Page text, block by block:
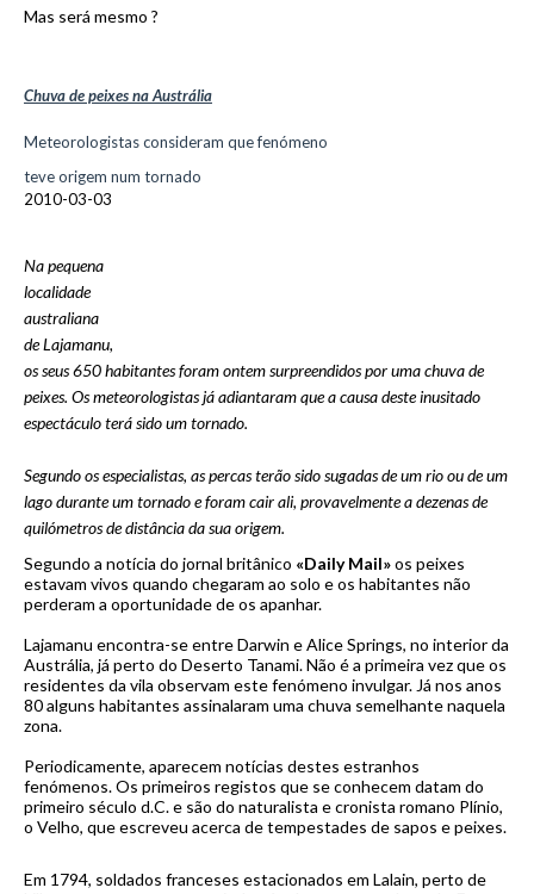
Mas será mesmo ?
Chuva de peixes na Austrália
Meteorologistas consideram que fenómeno
teve origem num tornado
2010-03-03
Na pequena
localidade
australiana
de Lajamanu,
os seus 650 habitantes foram ontem surpreendidos por uma chuva de
peixes. Os meteorologistas já adiantaram que a causa deste inusitado
espectáculo terá sido um tornado.
Segundo os especialistas, as percas terão sido sugadas de um rio ou de um
lago durante um tornado e foram cair ali, provavelmente a dezenas de
quilómetros de distância da sua origem.
Segundo a notícia do jornal britânico «Daily Mail»os peixes
estavam vivos quando chegaram ao solo e os habitantes não
perderam a oportunidade de os apanhar.
Lajamanu encontra-se entre Darwin e Alice Springs, no interior da
Austrália, já perto do Deserto Tanami. Não é a primeira vez que os
residentes da vila observam este fenómeno invulgar. Já nos anos
80 alguns habitantes assinalaram uma chuva semelhante naquela
zona.
Periodicamente, aparecem notícias destes estranhos
fenómenos. Os primeiros registos que se conhecem datam do
primeiro século d.C. e são do naturalista e cronista romano Plínio,
o Velho, que escreveu acerca de tempestades de sapos e peixes.
Em 1794, soldados franceses estacionados em Lalain, perto de